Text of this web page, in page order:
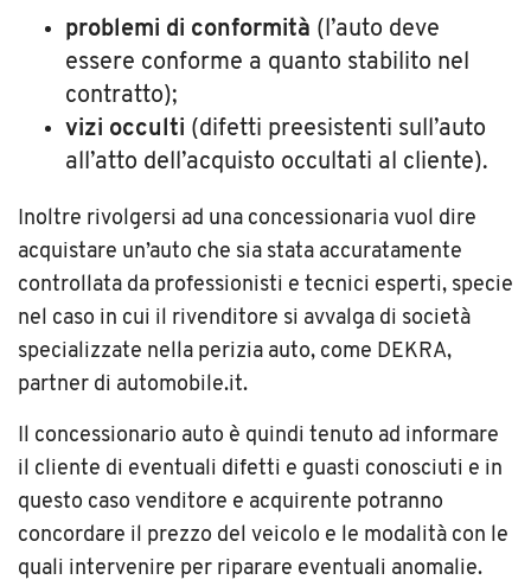
problemi di conformità (l’auto deve
essere conforme a quanto stabilito nel
contratto);
vizi occulti (difetti preesistenti sull’auto
all’atto dell’acquisto occultati al cliente).
Inoltre rivolgersi ad una concessionaria vuol dire
acquistare un’auto che sia stata accuratamente
controllata da professionisti e tecnici esperti, specie
nel caso in cui il rivenditore si avvalga di società
specializzate nella perizia auto, come DEKRA,
partner di automobile.it.
Il concessionario auto è quindi tenuto ad informare
il cliente di eventuali difetti e guasti conosciuti e in
questo caso venditore e acquirente potranno
concordare il prezzo del veicolo e le modalità con le
quali intervenire per riparare eventuali anomalie.